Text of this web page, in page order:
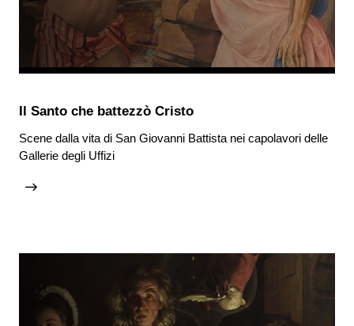
Il Santo che battezzò Cristo
Scene dalla vita di San Giovanni Battista nei capolavori delle
Gallerie degli Uffizi